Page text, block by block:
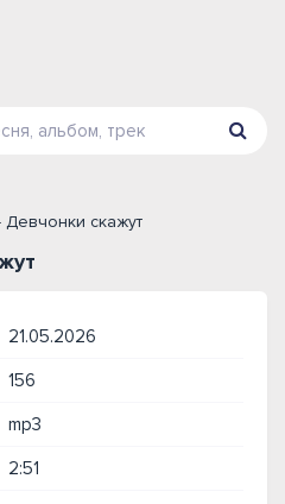
Девчонки скажут
21.05.2026
156
mp3
2:51